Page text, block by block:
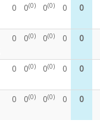
0 0(0) 0(0) 0 0
0 0(0) 0(0) 0 0
0 0(0) 0(0) 0 0
0 0(0) 0(0) 0 0